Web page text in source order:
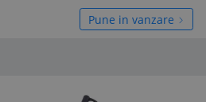
Pune in vanzare